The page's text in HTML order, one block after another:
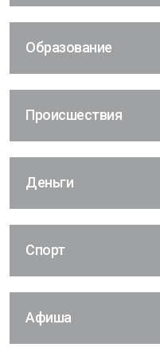
Образование
Происшествия
Деньги
Спорт
Афиша